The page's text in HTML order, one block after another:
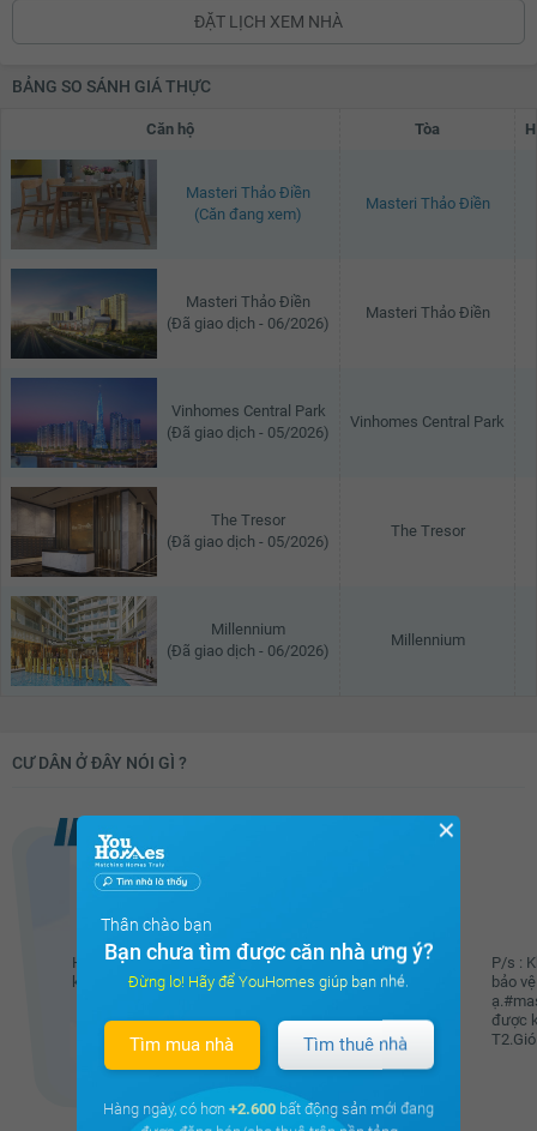
ĐẶT LỊCH XEM NHÀ
BẢNG SO SÁNH GIÁ THỰC
Căn hộ Tòa
Masteri Thảo Điền
(Căn đang xem)
Masteri Thảo Điền
Masteri Thảo Điền
(Đã giao dịch - 06/2026)
Masteri Thảo Điền
Vinhomes Central Park
(Đã giao dịch - 05/2026)
Vinhomes Central Park
The Tresor
(Đã giao dịch - 05/2026)
The Tresor
Millennium
(Đã giao dịch - 06/2026)
Millennium
CƯ DÂN Ở ĐÂY NÓI GÌ ?
Huyen Luong
Hôm thứ 7 em đi siêu thị Vinmart 1 mình
khệ...
P/s :
bảo
được
✕
Thân chào bạn
Bạn chưa tìm được căn nhà ưng ý?
Đừng lo! Hãy để YouHomes giúp bạn nhé.
Tìm mua nhà Tìm thuê nhà
Hàng ngày, có hơn +2.600 bất động sản mới đang